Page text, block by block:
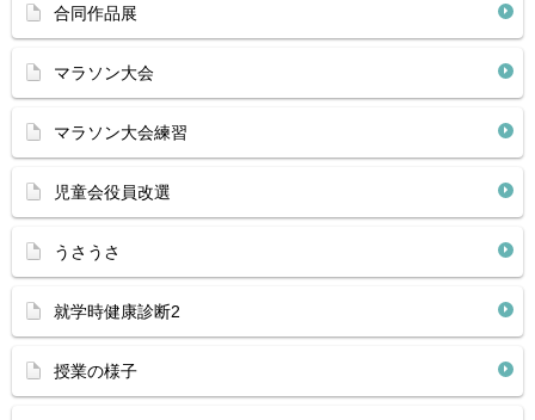
合同作品展
マラソン大会
マラソン大会練習
児童会役員改選
うさうさ
就学時健康診断2
授業の様子